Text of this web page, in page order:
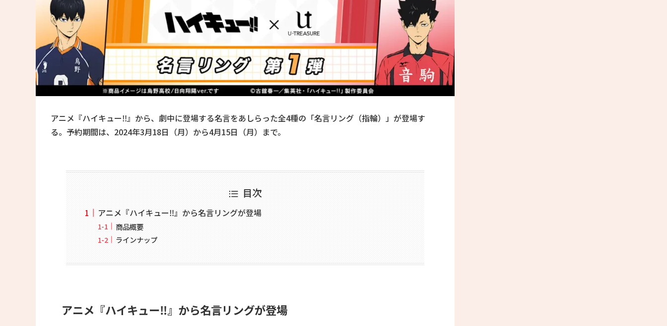
アニメ『ハイキュー‼』から、劇中に登場する名言をあしらった全4種の「名言リング（指輪）」が登場す
る。予約期間は、2024年3月18日（月）から4月15日（月）まで。
目次
アニメ『ハイキュー‼』から名言リングが登場
商品概要
ラインナップ
アニメ『ハイキュー‼』から名言リングが登場